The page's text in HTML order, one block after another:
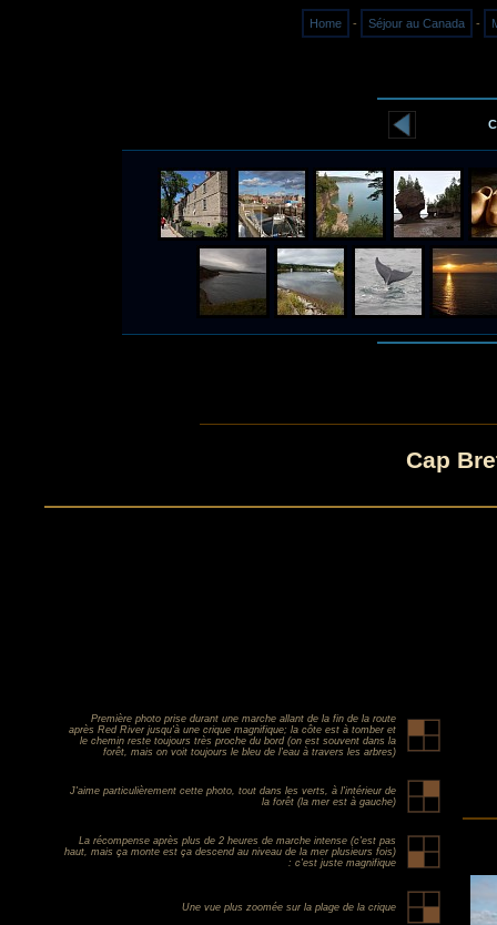
Home - Séjour au Canada -
Cap
Première photo prise durant une marche allant de la fin de la route
après Red River jusqu'à une crique magnifique; la côte est à tomber et
le chemin reste toujours très proche du bord (on est souvent dans la
forêt, mais on voit toujours le bleu de l'eau à travers les arbres)
J'aime particulièrement cette photo, tout dans les verts, à l'intérieur de
la forêt (la mer est à gauche)
La récompense après plus de 2 heures de marche intense (c'est pas
haut, mais ça monte est ça descend au niveau de la mer plusieurs fois)
: c'est juste magnifique
Une vue plus zoomée sur la plage de la crique